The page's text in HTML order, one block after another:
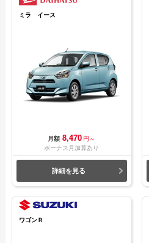
ミラ イース
月額 8,470 円～
ボーナス月加算あり
詳細を見る
ワゴンＲ